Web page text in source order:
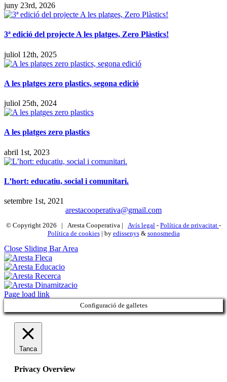
juny 23rd, 2026
3ª edició del projecte A les platges, Zero Plàstics!
juliol 12th, 2025
A les platges zero plastics, segona edició
juliol 25th, 2024
A les platges zero plastics
abril 1st, 2023
L’hort: educatiu, social i comunitari.
setembre 1st, 2021
arestacooperativa@gmail.com
© Copyright 2026 | Aresta Cooperativa | Avís legal - Política de privacitat -
Política de cookies| by edissenys& sonosmedia
Close Sliding Bar Area
Page load link
Configuració de galletes
Tanca
Privacy Overview